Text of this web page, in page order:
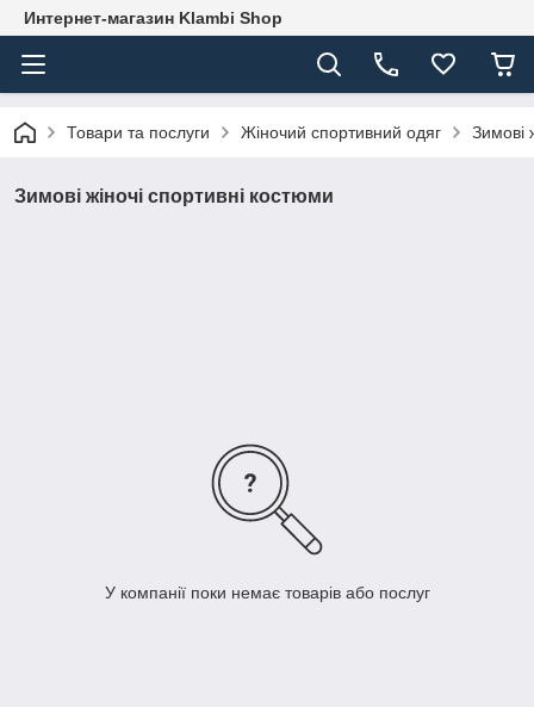
Интернет-магазин Klambi Shop
Товари та послуги Жіночий спортивний одяг Зимові
Зимові жіночі спортивні костюми
У компанії поки немає товарів або послуг